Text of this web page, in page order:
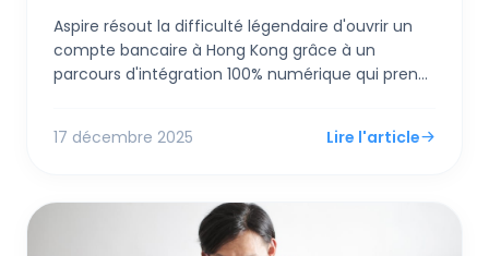
Aspire résout la difficulté légendaire d'ouvrir un
compte bancaire à Hong Kong grâce à un
parcours d'intégration 100% numérique qui prend
inférieurs à ceux des banques traditionnelles. Au-
intégrant des comptes multi-devises, des cartes
d'entreprise avec cashback et des outils de
17 décembre 2025 Lire l'article